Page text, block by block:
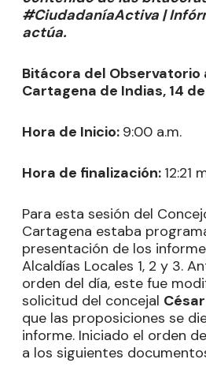
#CiudadaníaActiva |
actúa.
Bitácora del Observatorio
Cartagena de Indias, 14
Hora de Inicio: 9:00 a.m.
Hora de finalización: 12:21
Para esta sesión del
Cartagena estaba
presentación de los
Alcaldías Locales 1, 2 y 3.
orden del día, este fue
solicitud del concejal
que las proposiciones se
informe. Iniciado el orden
a los siguientes